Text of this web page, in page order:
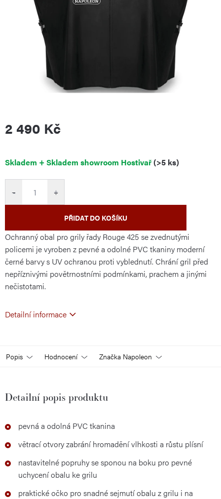
2 490 Kč
Měrná
Skladem + Skladem showroom Hostivař(>5 ks)
+
−
PŘIDAT DO KOŠÍKU
Ochranný obal pro grily řady Rouge 425 se zvednutými
policemi je vyroben z pevné a odolné PVC tkaniny moderní
černé barvy s UV ochranou proti vyblednutí. Chrání gril před
nepříznivými povětrnostními podmínkami, prachem a jinými
nečistotami.
Detailní informace
Popis Hodnocení Značka Napoleon
Detailní popis produktu
pevná a odolná PVC tkanina
větrací otvory zabrání hromadění vlhkosti a růstu plísní
nastavitelné popruhy se sponou na boku pro pevné
uchycení obalu ke grilu
praktické očko pro snadné sejmutí obalu z grilu i na